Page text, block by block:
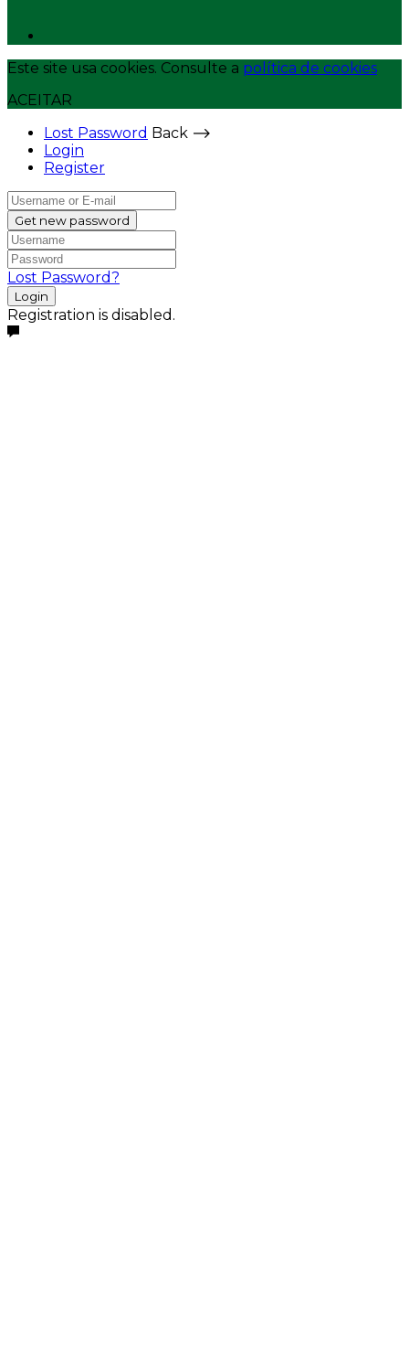
Este site usa cookies. Consulte a política de cookies
ACEITAR
Lost Password Back ⟶
Login
Register
Get new password
Lost Password?
Login
Registration is disabled.